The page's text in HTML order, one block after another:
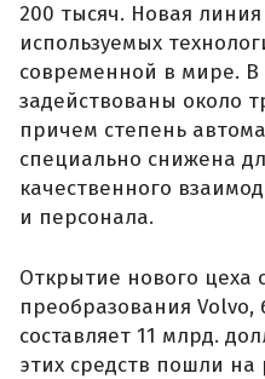
200 тысяч. Новая
используемых
современной в мире. В
задействованы около
причем степень
специально снижена
качественного
и персонала.
Открытие нового цеха
преобразования
составляет 11 млрд.
этих средств пошли на